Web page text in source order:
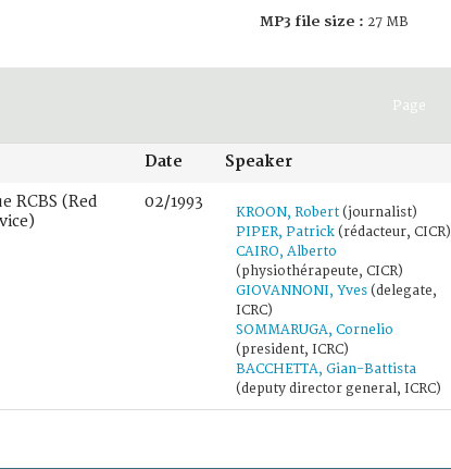
MP3 file size : 27 MB
Page
Date Speaker
RCBS (Red
02/1993
KROON, Robert (journalist)
PIPER, Patrick (rédacteur, CICR)
CAIRO, Alberto
(physiothérapeute, CICR)
GIOVANNONI, Yves (delegate,
ICRC)
SOMMARUGA, Cornelio
(president, ICRC)
BACCHETTA, Gian-Battista
(deputy director general, ICRC)